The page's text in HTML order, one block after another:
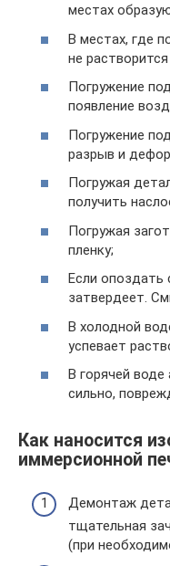
местах
В местах, где
не
Погружение
появление
Погружение
разрыв и
Погружая
получить
Погружая
пленку;
Если опоздать
затвердеет.
В холодной
успевает
В горячей
сильно,
Как наносится
иммерсионной
Демонтаж
тщательная
(при